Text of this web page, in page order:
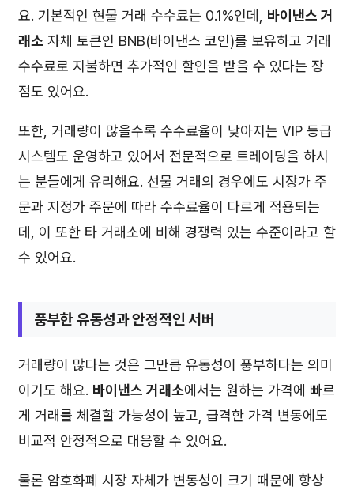
요. 기본적인 현물 거래 수수료는 0.1%인데, 바이낸스 거
래소 자체 토큰인 BNB(바이낸스 코인)를 보유하고 거래
수수료로 지불하면 추가적인 할인을 받을 수 있다는 장
점도 있어요.
또한, 거래량이 많을수록 수수료율이 낮아지는 VIP 등급
시스템도 운영하고 있어서 전문적으로 트레이딩을 하시
는 분들에게 유리해요. 선물 거래의 경우에도 시장가 주
문과 지정가 주문에 따라 수수료율이 다르게 적용되는
데, 이 또한 타 거래소에 비해 경쟁력 있는 수준이라고 할
수 있어요.
풍부한 유동성과 안정적인 서버
거래량이 많다는 것은 그만큼 유동성이 풍부하다는 의미
이기도 해요. 바이낸스 거래소에서는 원하는 가격에 빠르
게 거래를 체결할 가능성이 높고, 급격한 가격 변동에도
비교적 안정적으로 대응할 수 있어요.
물론 암호화폐 시장 자체가 변동성이 크기 때문에 항상